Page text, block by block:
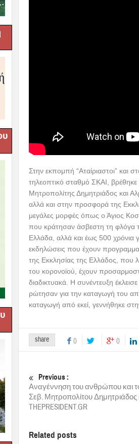
Στην εκπομπή “Αταίριαστοι” και
τηλεοπτικό σταθμό ΣΚΑΙ,
Μητροπολίτης Δημητριάδος και
αλλά και στην προσφορά της
μεγάλες μορφές όπως ο Άγιος
που κράτησαν άσβεστη τη φλόγα
Ελλάδα, αλλά και έως 500 χρόνια
εκδηλώσεις που έχουν
της Εκκλησίας της Ελλάδος, που
του κορονοϊού, έχουν
διαδικτυακά. Η συνέντευξη
ρώτησαν για την καταγωγή του
καταγωγή από εκεί, γεννήθηκε
share 0 0
Previous :
Αναγέννηση του ανθρώπου και
Σεβ. Μητροπολίτου Δημητριάδος
THEPRESIDENT.GR
Related posts